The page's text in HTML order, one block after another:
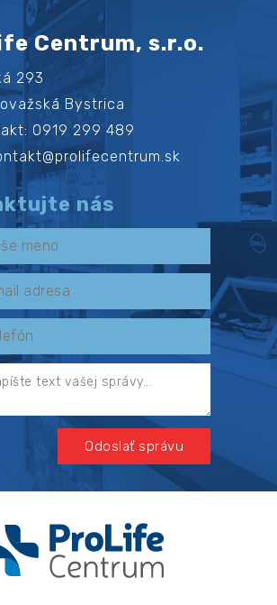
Centrum, s.r.o.
293
Bystrica
0919 299 489
nás
Odoslať správu